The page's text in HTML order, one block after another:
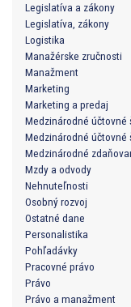
Legislatíva a zákony
Legislatíva, zákony
Logistika
Manažérske zručnosti
Manažment
Marketing
Marketing a predaj
Medzinárodné účtovné
Medzinárodné účtovné
Medzinárodné
Mzdy a odvody
Nehnuteľnosti
Osobný rozvoj
Ostatné dane
Personalistika
Pohľadávky
Pracovné právo
Právo
Právo a manažment